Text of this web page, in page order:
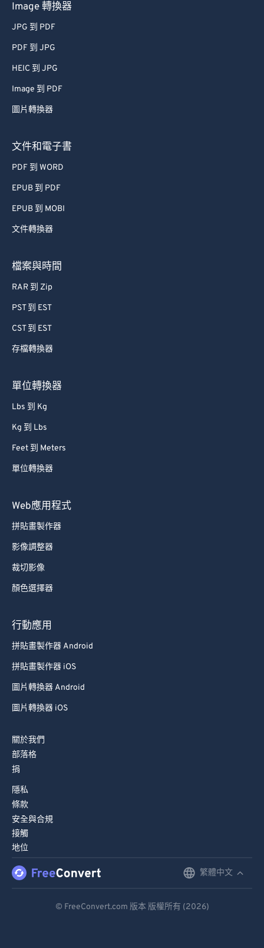
Image 轉換器
JPG 到 PDF
PDF 到 JPG
HEIC 到 JPG
Image 到 PDF
圖片轉換器
文件和電子書
PDF 到 WORD
EPUB 到 PDF
EPUB 到 MOBI
文件轉換器
檔案與時間
RAR 到 Zip
PST 到 EST
CST 到 EST
存檔轉換器
單位轉換器
Lbs 到 Kg
Kg 到 Lbs
Feet 到 Meters
單位轉換器
Web應用程式
拼貼畫製作器
影像調整器
裁切影像
顏色選擇器
行動應用
拼貼畫製作器 Android
拼貼畫製作器 iOS
圖片轉換器 Android
圖片轉換器 iOS
關於我們
部落格
捐
隱私
條款
安全與合規
接觸
地位
繁體中文
© FreeConvert.com 版本 版權所有 (2026)